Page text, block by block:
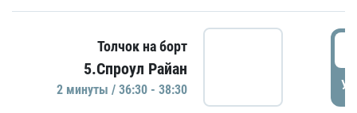
Толчок на борт
5.Спроул Райан
2 минуты / 36:30 - 38:30